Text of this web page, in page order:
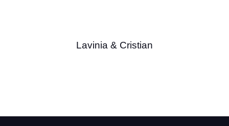
Lavinia & Cristian